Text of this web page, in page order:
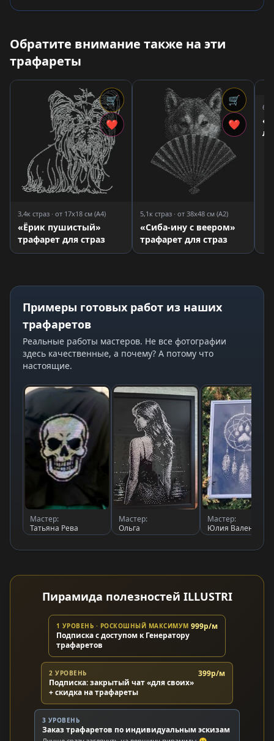
Обратите внимание также на эти
трафареты
🛒
❤
3,4к страз · от 17x18 см (A4)
«Ёрик пушистый»
трафарет для страз
🛒
❤
5,1к страз · от 38x48 см (A2)
«Сиба-ину с веером»
трафарет для страз
Примеры готовых работ из наших
трафаретов
Реальные работы мастеров. Не все фотографии
здесь качественные, а почему? А потому что
настоящие.
Мастер:
Татьяна Рева
Мастер:
Ольга
Мастер:
Юлия
Пирамида полезностей ILLUSTRI
1 УРОВЕНЬ · РОСКОШНЫЙ МАКСИМУМ
Подписка с доступом к Генератору
трафаретов
999р/м
2 УРОВЕНЬ
Подписка: закрытый чат «для своих»
+ скидка на трафареты
399р/м
3 УРОВЕНЬ
Заказ трафаретов по индивидуальным эскизам